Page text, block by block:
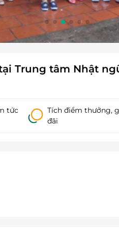
Trung tâm Nhật
tức
Tích điểm thưởng,
đãi